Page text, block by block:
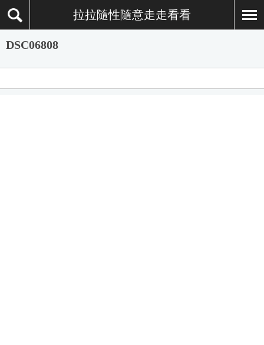
拉拉隨性隨意走走看看
DSC06808